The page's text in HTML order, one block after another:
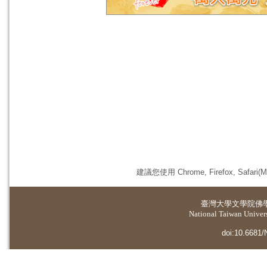
建議您使用 Chrome, Firefox,
臺灣大學文學院佛
National Taiwan
doi:10.6681/